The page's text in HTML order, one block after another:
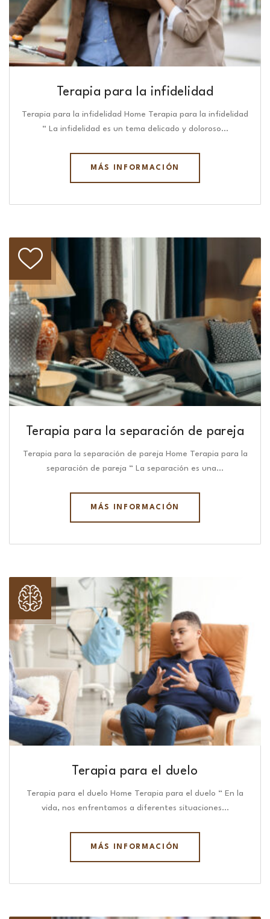
Terapia para la infidelidad
Terapia para la infidelidad Home Terapia para la infidelidad
“ La infidelidad es un tema delicado y doloroso…
MÁS INFORMACIÓN
Terapia para la separación de pareja
Terapia para la separación de pareja Home Terapia para la
separación de pareja “ La separación es una…
MÁS INFORMACIÓN
Terapia para el duelo
Terapia para el duelo Home Terapia para el duelo “ En la
vida, nos enfrentamos a diferentes situaciones…
MÁS INFORMACIÓN